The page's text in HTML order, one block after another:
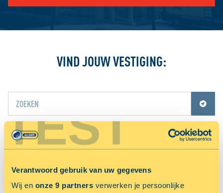
TEST
Verantwoord gebruik van uw gegevens
Wij en onze 9 partners verwerken je persoonlijke
VIND JOUW VESTIGING:
Jouw locatiediensten zijn uitgeschakeld.
Schakel jouw locatiediensten in om deze functie te gebruiken.
NU 50% KORTING OP OPSLAGRUIMTE